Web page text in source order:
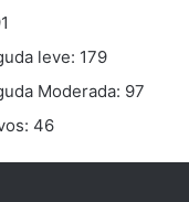
leve: 179
Moderada: 97
46